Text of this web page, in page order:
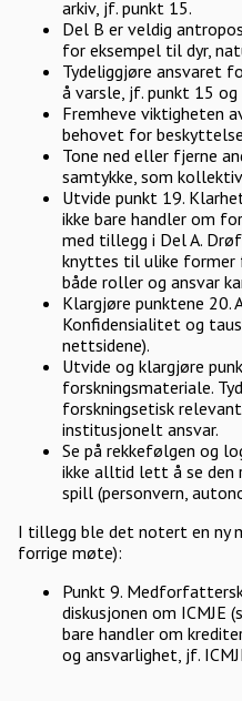
arkiv, jf. punkt 15.
Del B er veldig
for eksempel til dyr,
Tydeliggjøre ansvaret
å varsle, jf. punkt 15 og
Fremheve viktigheten
behovet for
Tone ned eller fjerne
samtykke, som
Utvide punkt 19.
ikke bare handler om
med tillegg i Del A.
knyttes til ulike former
både roller og ansvar
Klargjøre punktene 20.
Konfidensialitet og
nettsidene).
Utvide og klargjøre
forskningsmateriale.
forskningsetisk
institusjonelt ansvar.
Se på rekkefølgen og
ikke alltid lett å se den
spill (personvern,
I tillegg ble det notert en ny
forrige møte):
Punkt 9.
diskusjonen om ICMJE
bare handler om
og ansvarlighet, jf.